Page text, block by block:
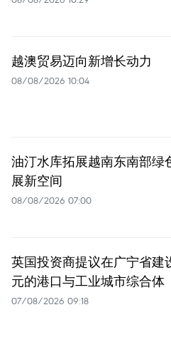
越澳贸易迈向新增长动力
08/08/2026 10:04
油汀水库拓展越南东南部绿
展新空间
08/08/2026 07:00
英国投资商提议在广宁省建
元的港口与工业城市综合体
07/08/2026 09:18